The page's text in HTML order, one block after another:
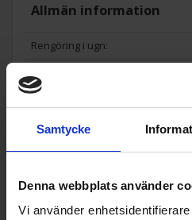
Samtycke
Denna webbplats använder
Vi använder
Allmän information
Rengöring i ugn:
Produktgrupp:
Ångfunktion (Ja/Nej):